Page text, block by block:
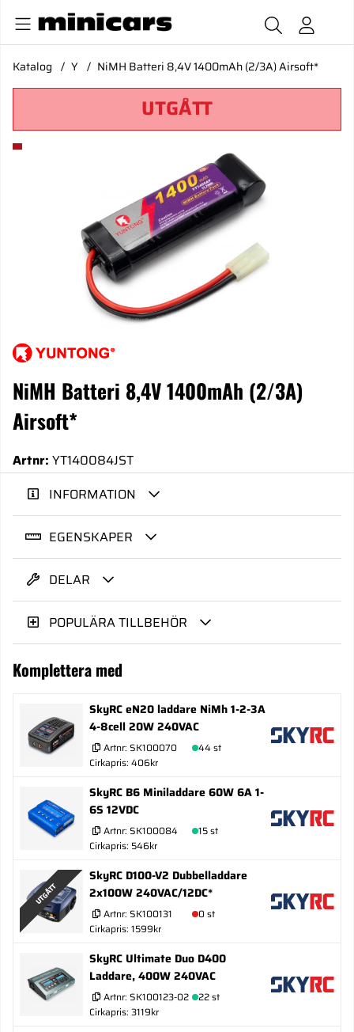
Katalog Y NiMH Batteri 8,4V 1400mAh (2/3A) Airsoft*
UTGÅTT
Produktbilder NiMH Batteri 8,4V 1400mAh (2/3A) Airsoft*
NiMH Batteri 8,4V 1400mAh (2/3A)
Airsoft*
Artnr: YT140084JST
INFORMATION
EGENSKAPER
DELAR
POPULÄRA TILLBEHÖR
Komplettera med
SkyRC eN20 laddare NiMh 1-2-3A
4-8cell 20W 240VAC
Artnr: SK100070
44 st
Cirkapris: 406kr
SkyRC B6 Miniladdare 60W 6A 1-
6S 12VDC
Artnr: SK100084
15 st
Cirkapris: 546kr
UTGÅTT
SkyRC D100-V2 Dubbelladdare
2x100W 240VAC/12DC*
Artnr: SK100131
0 st
Cirkapris: 1599kr
SkyRC Ultimate Duo D400
Laddare, 400W 240VAC
Artnr: SK100123-02
22 st
Cirkapris: 3119kr